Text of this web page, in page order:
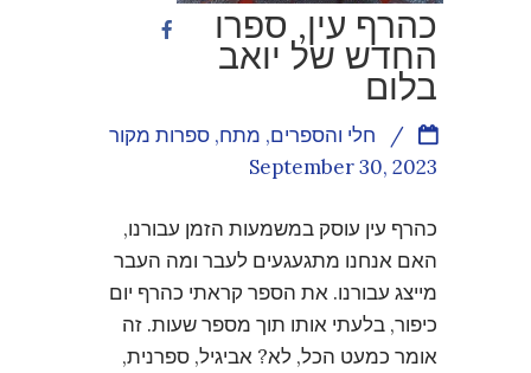
כהרף עין, ספרו
החדש של יואב
בלום
חלי והספרים, מתח, ספרות מקור
/
September 30, 2023
כהרף עין עוסק במשמעות הזמן עבורנו,
האם אנחנו מתגעגעים לעבר ומה העבר
מייצג עבורנו. את הספר קראתי כהרף יום
כיפור, בלעתי אותו תוך מספר שעות. זה
אומר כמעט הכל, לא? אביגיל, ספרנית,